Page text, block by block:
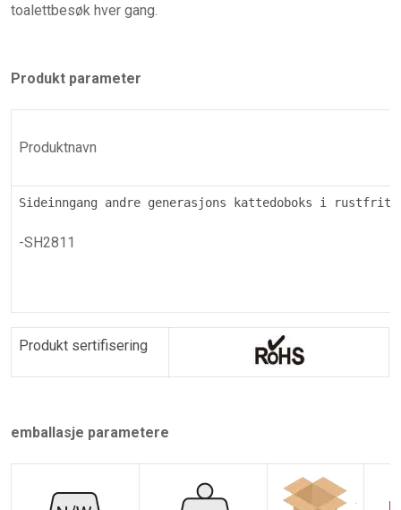
toalettbesøk hver gang.
Produkt parameter
Produktnavn
Sideinngang andre generasjons kattedoboks i
-SH2811
Produkt sertifisering
emballasje parametere